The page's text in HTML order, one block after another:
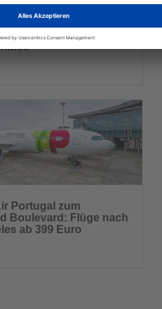
Seoul: Vier
Nonstop-Flüge mit
mit dem Airbus A380 nach De
04.07.2025
Portugal zum
Boulevard: Flüge nach
ab 399 Euro